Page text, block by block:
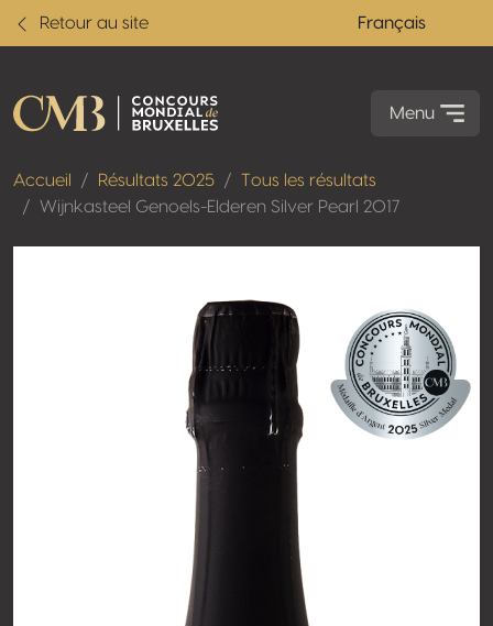
Retour au site Français
Menu
Accueil Résultats 2025
Tous les résultats
Wijnkasteel Genoels-Elderen Silver Pearl 2017